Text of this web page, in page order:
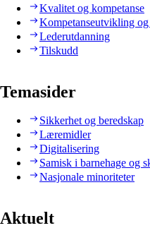
Kvalitet og kompetanse
Kompetanseutvikling
Lederutdanning
Tilskudd
Temasider
Sikkerhet og beredskap
Læremidler
Digitalisering
Samisk i barnehage og
Nasjonale minoriteter
Aktuelt